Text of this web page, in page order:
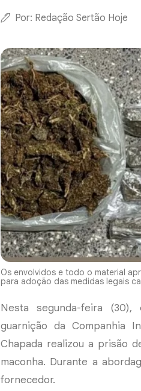
Por: Redação Sertão Hoje
Os envolvidos e todo o material
para adoção das medidas legais
Nesta segunda-feira (30),
guarnição da Companhia
Chapada realizou a prisão
maconha. Durante a
fornecedor.